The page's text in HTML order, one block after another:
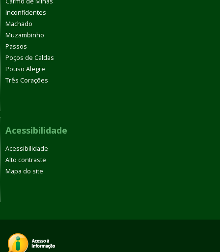
Inconfidentes
Machado
Muzambinho
Passos
Poços de Caldas
Pouso Alegre
Três Corações
Acessibilidade
Acessibilidade
Alto contraste
Mapa do site